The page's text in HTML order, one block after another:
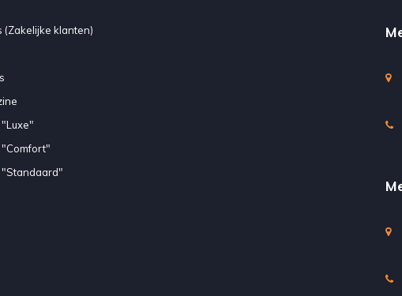
(Zakelijke klanten)
"Comfort"
"Standaard"